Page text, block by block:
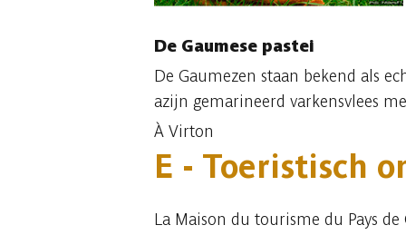
De Gaumese pastei
De Gaumezen staan bekend als
azijn gemarineerd varkensvlees
À Virton
E - Toeristisch
La Maison du tourisme du Pays de